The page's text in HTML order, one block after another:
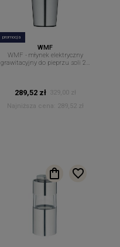
promocja
WMF
WMF - młynek elektryczny
grawitacyjny do pieprzu soli 20
289,52 zł
329,00 zł
Najniższa cena:
289,52 zł